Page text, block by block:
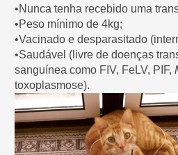
•Nunca tenha recebido uma
•Peso mínimo de 4kg;
•Vacinado e desparasitado
•Saudável (livre de doenças
sanguínea como FIV, FeLV, PIF,
toxoplasmose).